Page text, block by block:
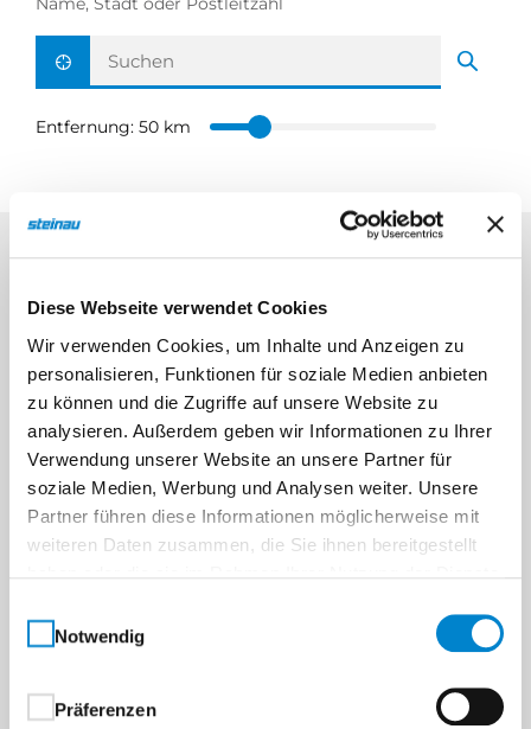
Diese Webseite verwendet Cookies
Wir verwenden Cookies, um Inhalte und Anzeigen zu
personalisieren, Funktionen für soziale Medien anbieten
zu können und die Zugriffe auf unsere Website zu
analysieren. Außerdem geben wir Informationen zu Ihrer
Verwendung unserer Website an unsere Partner für
soziale Medien, Werbung und Analysen weiter. Unsere
Partner führen diese Informationen möglicherweise mit
weiteren Daten zusammen, die Sie ihnen bereitgestellt
Notwendig
Präferenzen
Aktuelle Position ermitteln
Entfernung:50 km